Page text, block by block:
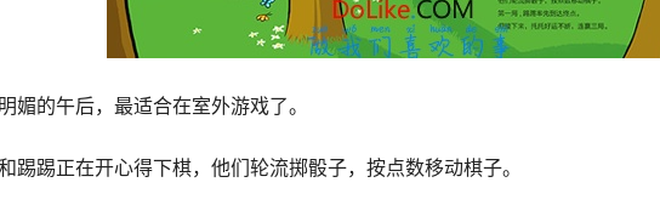
媚的午后，最适合在室外游戏了。
踢踢正在开心得下棋，他们轮流掷骰子，按点数移动棋子。